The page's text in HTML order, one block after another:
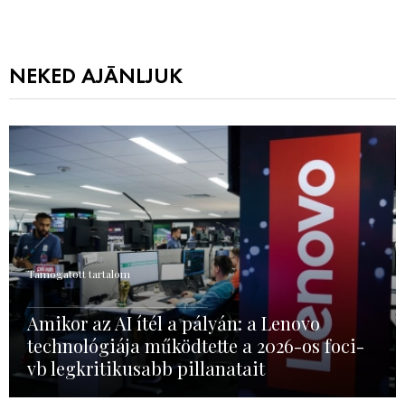
NEKED AJÁNLJUK
Támogatott tartalom
Amikor az AI ítél a pályán: a Lenovo
technológiája működtette a 2026-os foci-
vb legkritikusabb pillanatait